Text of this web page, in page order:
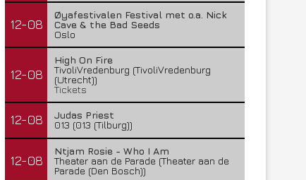
12-08
Øyafestivalen Festival met o.a. Nick
Cave & the Bad Seeds
Oslo
12-08
High On Fire
TivoliVredenburg (TivoliVredenburg
(Utrecht))
Tickets
12-08
Judas Priest
013 (013 (Tilburg))
12-08
Ntjam Rosie - Who I Am
Theater aan de Parade (Theater aan de
Parade (Den Bosch))